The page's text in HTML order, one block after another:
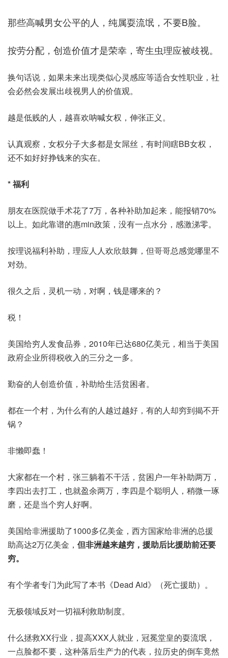
那些高喊男女公平的人，纯属耍流氓，不要B脸。
按劳分配，创造价值才是荣幸，寄生虫理应被歧视。
换句话说，如果未来出现类似心灵感应等适合女性职业，社
会必然会发展出歧视男人的价值观。
越是低贱的人，越喜欢呐喊女权，伸张正义。
认真观察，女权分子大多都是女屌丝，有时间瞎BB女权，
还不如好好挣钱来的实在。
* 福利
朋友在医院做手术花了7万，各种补助加起来，能报销70%
以上。如此靠谱的惠min政策，没有一点水分，感激涕零。
按理说福利补助，理应人人欢欣鼓舞，但哥哥总感觉哪里不
对劲。
很久之后，灵机一动，对啊，钱是哪来的？
税！
美国给穷人发食品券，2010年已达680亿美元，相当于美国
政府企业所得税收入的三分之一多。
勤奋的人创造价值，补助给生活贫困者。
都在一个村，为什么有的人越过越好，有的人却穷到揭不开
锅？
非懒即蠢！
大家都在一个村，张三躺着不干活，贫困户一年补助两万，
李四出去打工，也就盈余两万，李四是个聪明人，稍微一琢
磨，还是当个穷人好啊。
美国给非洲援助了1000多亿美金，西方国家给非洲的总援
助高达2万亿美金， 但非洲越来越穷，援助后比援助前还要
穷。
有个学者专门为此写了本书《Dead Aid》（死亡援助）。
无极领域反对一切福利救助制度。
什么拯救XX行业，提高XXX人就业，冠冕堂皇的耍流氓，
一点脸都不要，这种落后生产力的代表，拉历史的倒车竟然